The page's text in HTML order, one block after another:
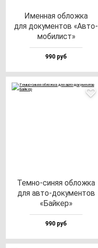
Имен­ная об­лож­ка
для до­ку­мен­тов «Авто­
мо­би­лист»
990 руб
Тем­но-си­няя об­лож­ка
для ав­то-до­ку­мен­тов
«Бай­кер»
990 руб